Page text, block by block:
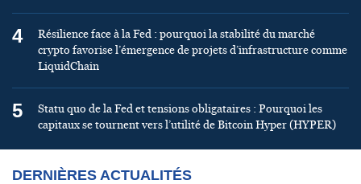
4
Résilience face à la Fed : pourquoi la stabilité du marché
crypto favorise l’émergence de projets d’infrastructure comme
LiquidChain
5
Statu quo de la Fed et tensions obligataires : Pourquoi les
capitaux se tournent vers l’utilité de Bitcoin Hyper (HYPER)
DERNIÈRES ACTUALITÉS